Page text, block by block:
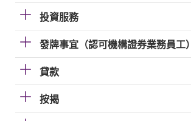
投資服務
發牌事宜（認可機構證券業務員工）
貸款
按揭